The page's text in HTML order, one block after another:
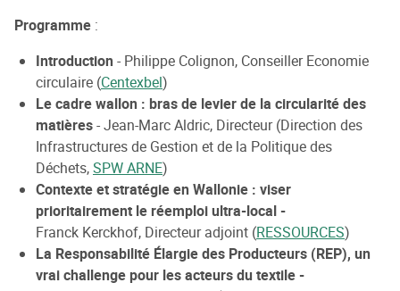
Programme :
Introduction - Philippe Colignon, Conseiller Economie
circulaire (Centexbel)
Le cadre wallon : bras de levier de la circularité des
matières- Jean-Marc Aldric, Directeur (Direction des
Infrastructures de Gestion et de la Politique des
Déchets,SPW ARNE)
Contexte et stratégie en Wallonie : viser
prioritairement le réemploi ultra-local -
Franck Kerckhof, Directeur adjoint (RESSOURCES)
La Responsabilité Élargie des Producteurs (REP), un
vrai challenge pour les acteurs du textile -